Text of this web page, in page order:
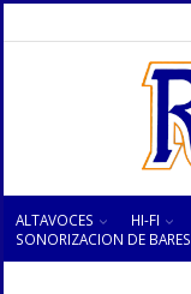
ALTAVOCES HI-FI
SONORIZACION DE BARES